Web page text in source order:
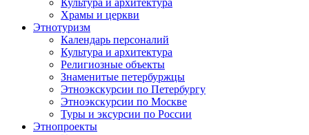
Культура и архитектура
Храмы и церкви
Этнотуризм
Календарь персоналий
Культура и архитектура
Религиозные объекты
Знаменитые петербуржцы
Этноэкскурсии по Петербургу
Этноэкскурсии по Москве
Туры и эксурсии по России
Этнопроекты